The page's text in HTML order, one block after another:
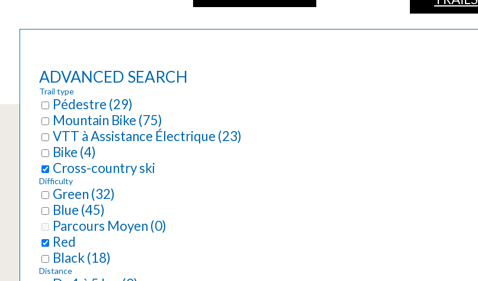
ADVANCED SEARCH
Trail type
Pédestre (29)
Mountain Bike (75)
VTT à Assistance Électrique (23)
Bike (4)
Cross-country ski
Difficulty
Green (32)
Blue (45)
Parcours Moyen (0)
Red
Black(18)
Distance